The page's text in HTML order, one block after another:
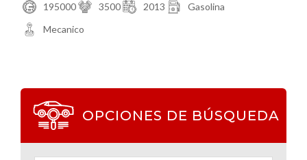
195000 3500 2013
Gasolina
Mecanico
OPCIONES DE BÚSQUEDA